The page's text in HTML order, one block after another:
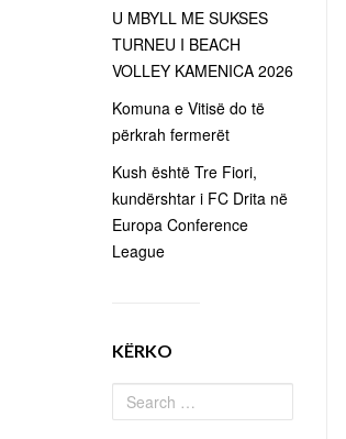
U MBYLL ME SUKSES
TURNEU I BEACH
VOLLEY KAMENICA 2026
Komuna e Vitisë do të
përkrah fermerët
Kush është Tre Fiori,
kundërshtar i FC Drita në
Europa Conference
League
KËRKO